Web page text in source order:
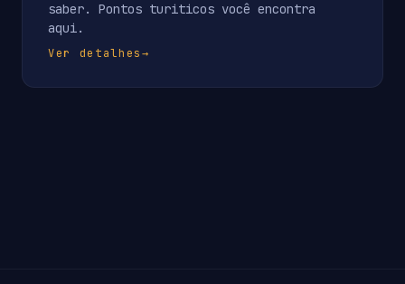
saber. Pontos turiticos você encontra
aqui.
Ver detalhes→